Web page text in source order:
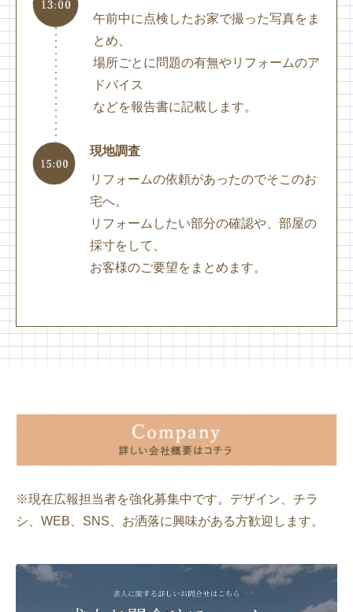
午前中に点検したお家で撮った写真をま
とめ、
場所ごとに問題の有無やリフォームのア
ドバイス
などを報告書に記載します。
現地調査
リフォームの依頼があったのでそこのお
宅へ。
リフォームしたい部分の確認や、部屋の
採寸をして、
お客様のご要望をまとめます。
※現在広報担当者を強化募集中です。デザイン、チラ
シ、WEB、SNS、お洒落に興味がある方歓迎します。